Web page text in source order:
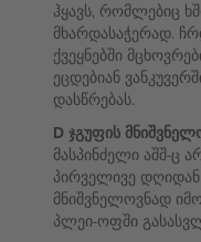
ჰყავს, რომლებიც
მხარდასაჭერად.
ქვეყნებში
ეცდებიან
დასწრებას.
D ჯგუფის
მასპინძელი აშშ-ც
პირველივე დღიდან
მნიშვნელოვნად
პლეი-ოფში